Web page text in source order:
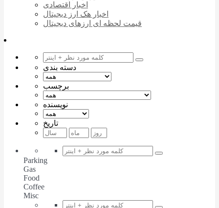
اخبار اقتصادی
اخبار هک ارز دیجیتال
قیمت لحظه ای ارزهای دیجیتال
دسته بندی
برچسب
نویسنده
تاریخ
Parking
Gas
Food
Coffee
Misc